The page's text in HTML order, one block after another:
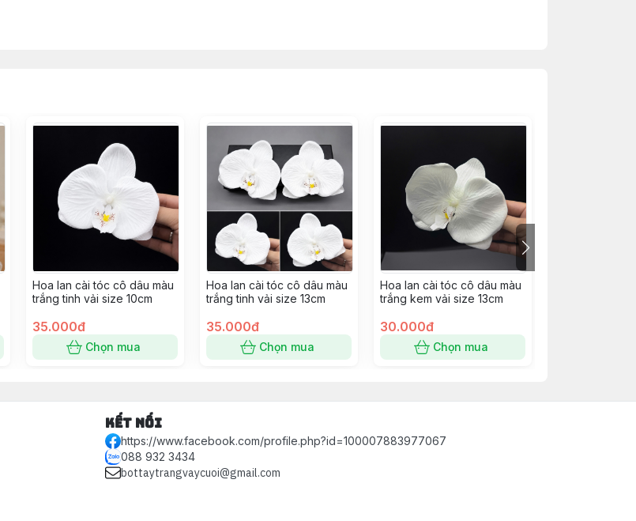
Hoa lan cài tóc cô dâu màu
trắng tinh vải size 10cm
35.000đ
Chọn mua
Hoa lan cài tóc cô dâu màu
trắng tinh vải size 13cm
35.000đ
Chọn mua
Hoa lan cài tóc cô dâu màu
trắng kem vải size 13cm
30.000đ
Chọn mua
Kết nối
https://www.facebook.com/profile.php?id=100007883977067
088 932 3434
bottaytrangvaycuoi@gmail.com